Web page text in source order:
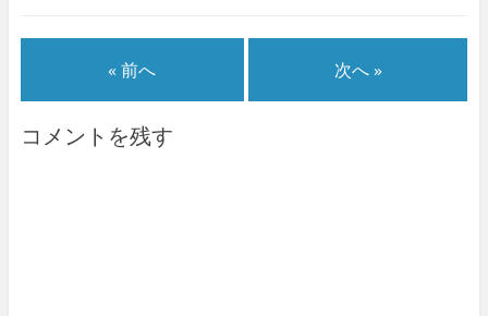
« 前へ 次へ »
コメントを残す